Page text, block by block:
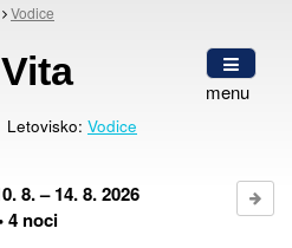
Vodice
menu
Letovisko: Vodice
8. – 14. 8. 2026
4 noci